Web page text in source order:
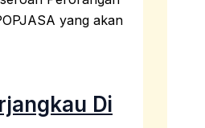
yang akan
Di